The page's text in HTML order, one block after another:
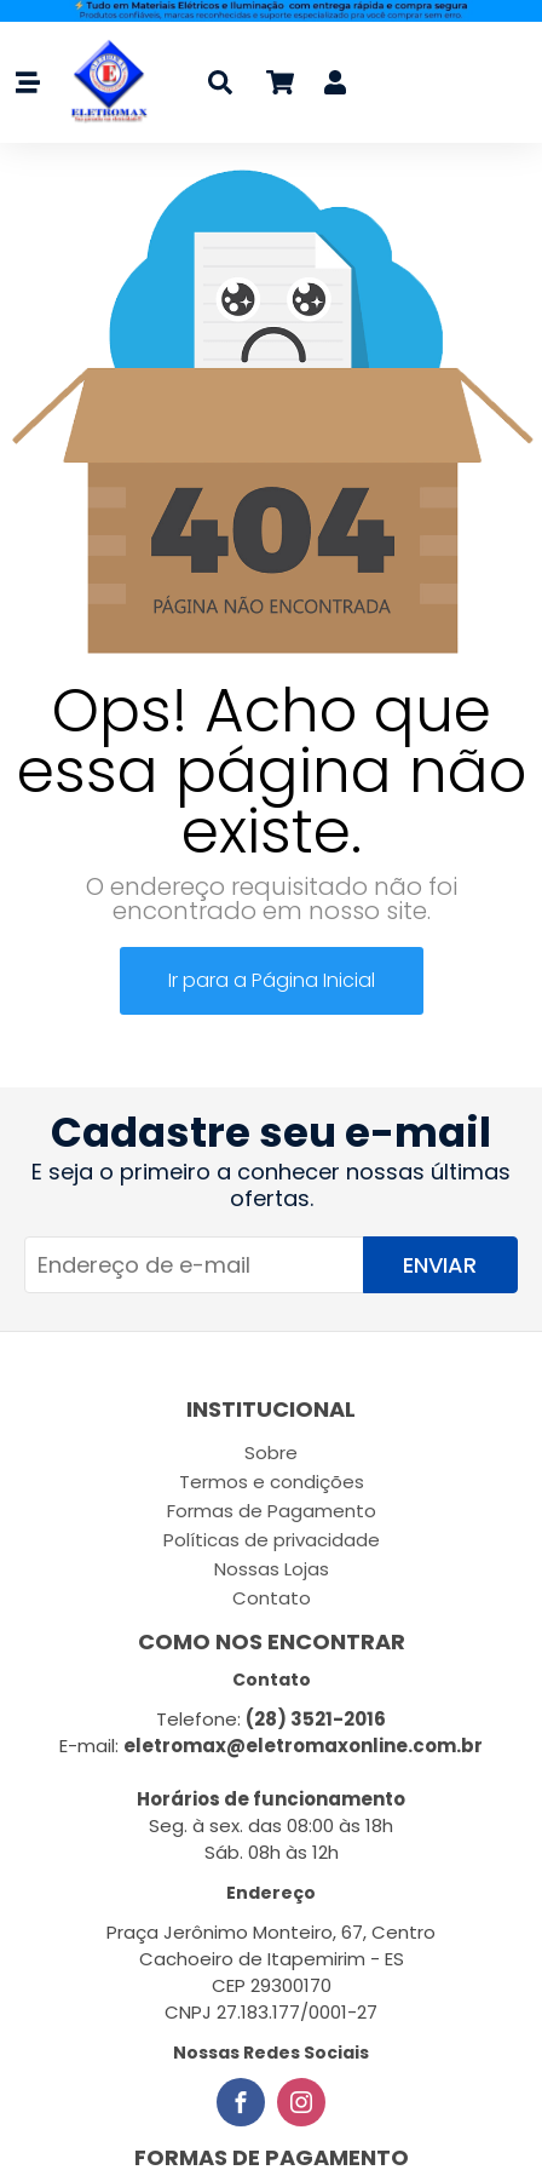
Ops! Acho que
essa página não
existe.
O endereço requisitado não foi
encontrado em nosso site.
Ir para a Página Inicial
Cadastre seu e-mail
E seja o primeiro a conhecer nossas últimas
ofertas.
ENVIAR
INSTITUCIONAL
Sobre
Termos e condições
Formas de Pagamento
Políticas de privacidade
Nossas Lojas
Contato
COMO NOS ENCONTRAR
Contato
Telefone: (28) 3521-2016
E-mail: eletromax@eletromaxonline.com.br
Horários de funcionamento
Seg. à sex. das 08:00 às 18h
Sáb. 08h às 12h
Endereço
Praça Jerônimo Monteiro, 67, Centro
Cachoeiro de Itapemirim - ES
CEP 29300170
CNPJ 27.183.177/0001-27
Nossas Redes Sociais
FORMAS DE PAGAMENTO